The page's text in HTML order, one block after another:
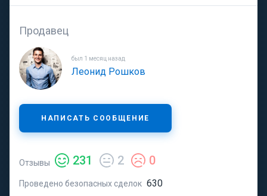
Продавец
был 1 месяц назад
Леонид Рошков
НАПИСАТЬ СООБЩЕНИЕ
Отзывы 231 2 0
Проведено безопасных сделок 630